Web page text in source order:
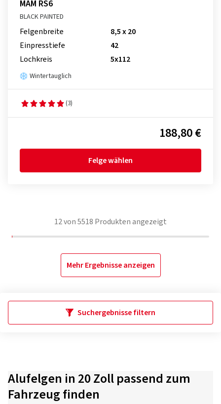
MAM RS6
BLACK PAINTED
Felgenbreite
8,5 x 20
Einpresstiefe
42
Lochkreis
5x112
Wintertauglich
(3)
188,80 €
Felge wählen
12von5518 Produkten angezeigt
Mehr Ergebnisse anzeigen
Suchergebnisse filtern
Alufelgen in 20 Zoll passend zum
Fahrzeug finden